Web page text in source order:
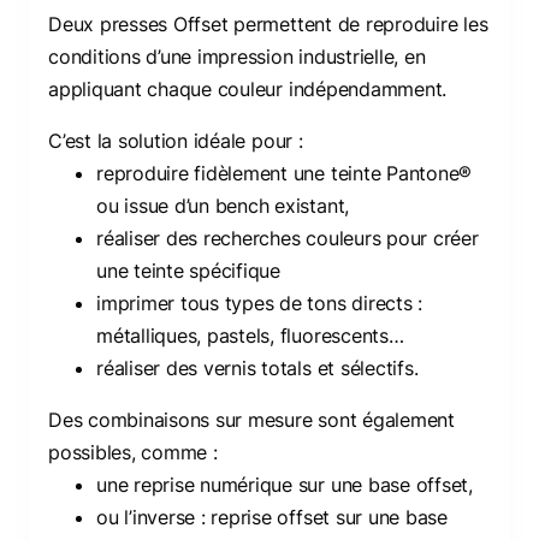
Deux presses Offset permettent de reproduire les
conditions d’une impression industrielle, en
appliquant chaque couleur indépendamment.
C’est la solution idéale pour :
reproduire fidèlement une teinte Pantone®
ou issue d’un bench existant,
réaliser des recherches couleurs pour créer
une teinte spécifique
imprimer tous types de tons directs :
métalliques, pastels, fluorescents…
réaliser des vernis totals et sélectifs.
Des combinaisons sur mesure sont également
possibles, comme :
une reprise numérique sur une base offset,
ou l’inverse : reprise offset sur une base